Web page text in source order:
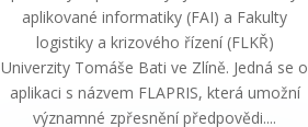
aplikované informatiky (FAI) a Fakulty
logistiky a krizového řízení (FLKŘ)
Univerzity Tomáše Bati ve Zlíně. Jedná se o
aplikaci s názvem FLAPRIS, která umožní
významné zpřesnění předpovědi....